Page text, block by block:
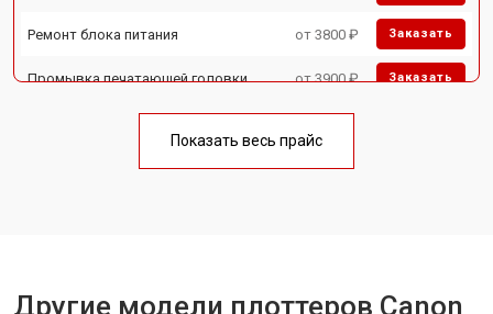
Ремонт блока питания от 3800 ₽ Заказать
Промывка печатающей головки от 3900 ₽ Заказать
Показать весь прайс
Другие модели плоттеров Canon